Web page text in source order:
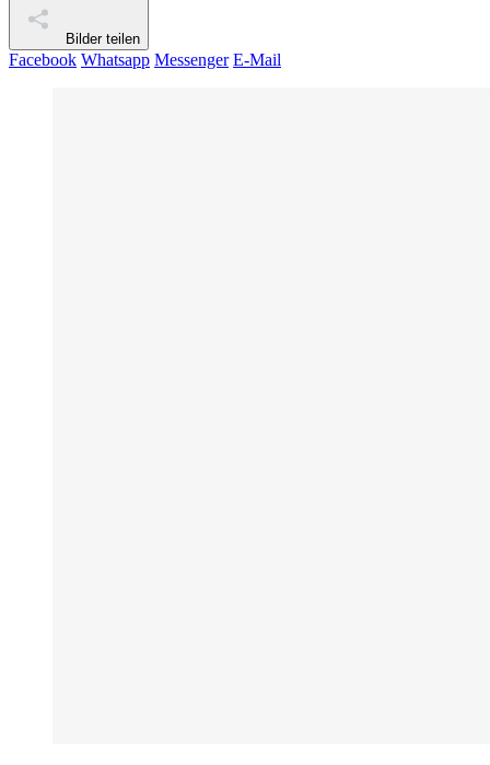
Bilder teilen
Facebook Whatsapp Messenger E-Mail